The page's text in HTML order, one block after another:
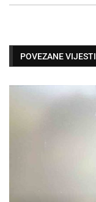
POVEZANE VIJESTI